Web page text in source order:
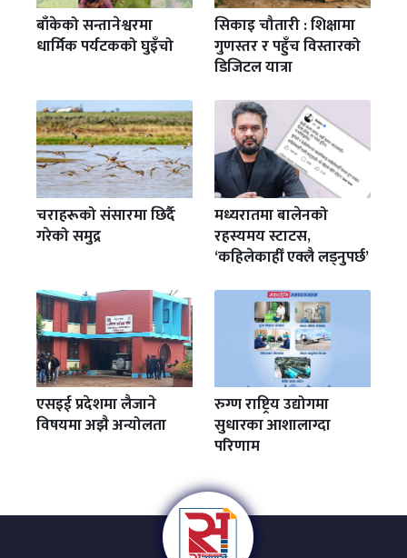
बाँकेको सन्तानेश्वरमा
धार्मिक पर्यटकको घुइँचो
सिकाइ चौतारी : शिक्षामा
गुणस्तर र पहुँच विस्तारको
डिजिटल यात्रा
चराहरूको संसारमा छिर्दै
गरेको समुद्र
मध्यरातमा बालेनको
रहस्यमय स्टाटस,
‘कहिलेकाहीँ एक्लै लड्नुपर्छ’
एसइई प्रदेशमा लैजाने
विषयमा अझै अन्योलता
रुग्ण राष्ट्रिय उद्योगमा
सुधारका आशालाग्दा
परिणाम